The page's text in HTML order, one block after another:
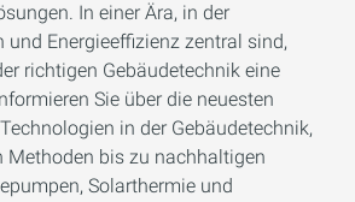
In einer Ära, in der
Energieeffizienz zentral sind,
richtigen Gebäudetechnik eine
Sie über die neuesten
in der Gebäudetechnik,
Methoden bis zu nachhaltigen
Solarthermie und